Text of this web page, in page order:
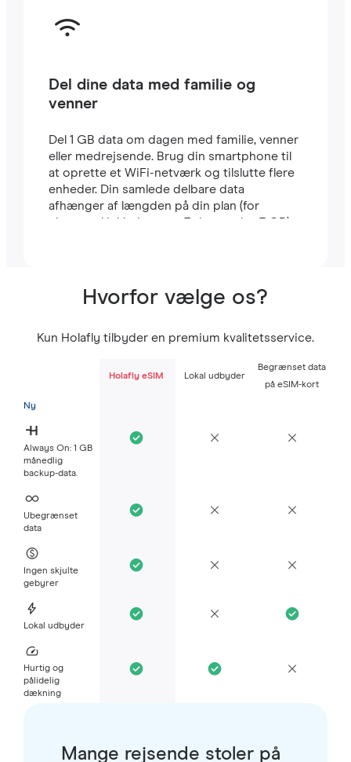
Del dine data med familie og
venner
Del 1 GB data om dagen med familie, venner
eller medrejsende. Brug din smartphone til
at oprette et WiFi-netværk og tilslutte flere
enheder. Din samlede delbare data
afhænger af længden på din plan (for
eksempel inkluderer en 7-dages plan 7 GB).
Hvorfor vælge os?
Kun Holafly tilbyder en premium kvalitetsservice.
Holafly eSIM Lokal udbyder
Begrænset data
på eSIM-kort
Ny
Always On: 1 GB
månedlig
backup-data.
Ubegrænset
data
Ingen skjulte
gebyrer
Lokal udbyder
Hurtig og
pålidelig
dækning
Mange rejsende stoler på